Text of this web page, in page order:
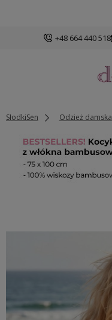
+48 664 440 518
SłodkiSen Odzież damska